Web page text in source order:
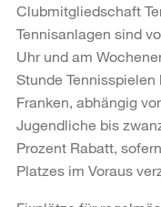
Clubmitgliedschaft
Tennisanlagen sind
Uhr und am
Stunde
Franken, abhängig
Jugendliche bis
Prozent Rabatt,
Platzes im Voraus